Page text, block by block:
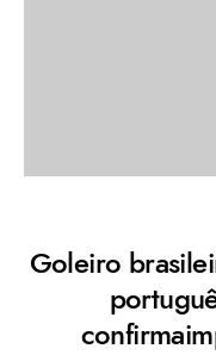
Goleiro